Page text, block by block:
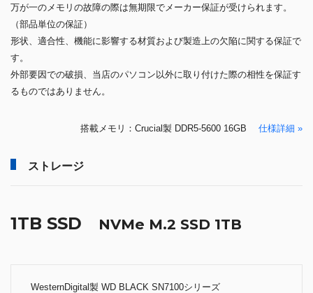
万が一のメモリの故障の際は無期限でメーカー保証が受けられます。
（部品単位の保証）
形状、適合性、機能に影響する材質および製造上の欠陥に関する保証で
す。
外部要因での破損、当店のパソコン以外に取り付けた際の相性を保証す
るものではありません。
搭載メモリ：Crucial製 DDR5-5600 16GB 仕様詳細 »
ストレージ
1TB SSD NVMe M.2 SSD 1TB
WesternDigital製 WD BLACK SN7100シリーズ